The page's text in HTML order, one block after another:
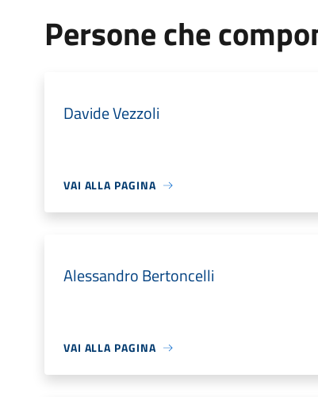
Persone che
Davide Vezzoli
VAI ALLA PAGINA
Alessandro Bertoncelli
VAI ALLA PAGINA